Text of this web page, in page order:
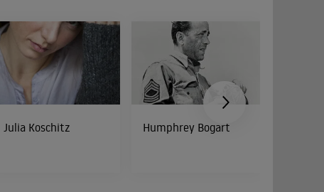
Julia Koschitz Humphrey Bogart